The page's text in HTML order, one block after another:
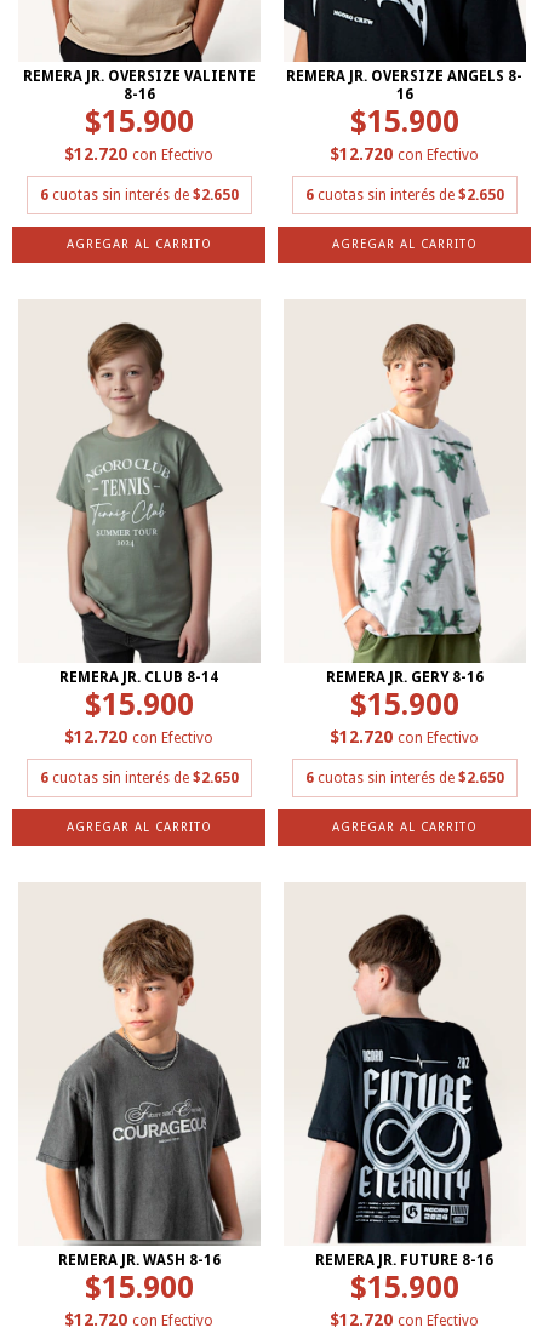
REMERA JR. OVERSIZE VALIENTE
8-16
$15.900
$12.720 con Efectivo
6 cuotas sin interés de $2.650
AGREGAR AL CARRITO
REMERA JR. OVERSIZE ANGELS 8-
16
$15.900
$12.720 con Efectivo
6 cuotas sin interés de $2.650
AGREGAR AL CARRITO
REMERA JR. CLUB 8-14
$15.900
$12.720 con Efectivo
6 cuotas sin interés de $2.650
AGREGAR AL CARRITO
REMERA JR. GERY 8-16
$15.900
$12.720 con Efectivo
6 cuotas sin interés de $2.650
AGREGAR AL CARRITO
REMERA JR. WASH 8-16
$15.900
$12.720 con Efectivo
REMERA JR. FUTURE 8-16
$15.900
$12.720 con Efectivo